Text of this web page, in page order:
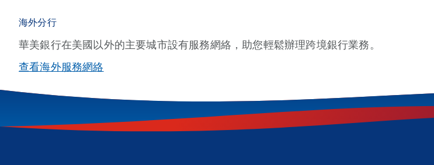
海外分行
華美銀行在美國以外的主要城市設有服務網絡，助您輕鬆辦理跨境銀行業務。
查看海外服務網絡